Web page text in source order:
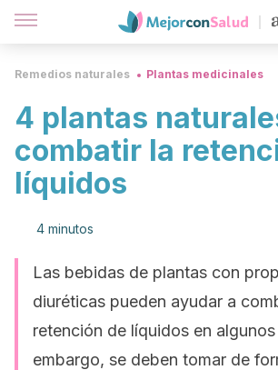
Remedios naturales Plantas medicinales
4 plantas
combatir la
líquidos
4 minutos
Las bebidas de plantas con
diuréticas pueden ayudar a
retención de líquidos en
embargo, se deben tomar de